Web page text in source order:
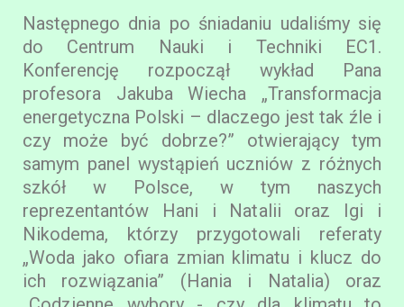
Następnego dnia po śniadaniu udaliśmy się
do Centrum Nauki i Techniki EC1.
Konferencję rozpoczął wykład Pana
profesora Jakuba Wiecha „Transformacja
energetyczna Polski – dlaczego jest tak źle i
czy może być dobrze?” otwierający tym
samym panel wystąpień uczniów z różnych
szkół w Polsce, w tym naszych
reprezentantów Hani i Natalii oraz Igi i
Nikodema, którzy przygotowali referaty
„Woda jako ofiara zmian klimatu i klucz do
ich rozwiązania” (Hania i Natalia) oraz